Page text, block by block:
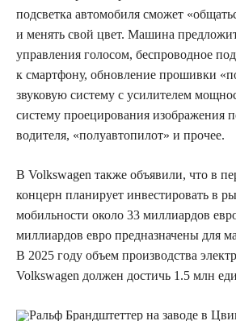
подсветка автомобиля сможет
и менять свой цвет. Машина
управления голосом, беспроводное
к смартфону, обновление прошивки
звуковую систему с усилителем
систему проецирования изображения
водителя, «полуавтопилот» и прочее.
В Volkswagen также объявили, что в
концерн планирует инвестировать в
мобильности около 33 миллиардов
миллиардов евро предназначены для
В 2025 году объем производства
Volkswagen должен достичь 1.5 млн
Ральф Брандштеттер на заводе в